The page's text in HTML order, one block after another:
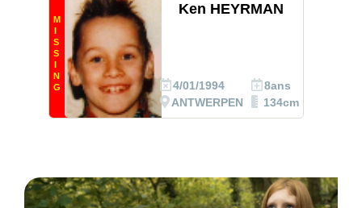
M
I
S
S
I
N
G
Ken HEYRMAN
4/01/1994
ANTWERPEN
8ans
134cm